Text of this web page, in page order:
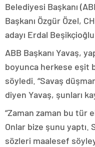
Belediyesi Başkanı
Başkanı Özgür Özel,
adayı Erdal Beşikçioğlu
ABB Başkanı Yavaş,
boyunca herkese eşit
söyledi. “Savaş
diyen Yavaş, şunları
“Zaman zaman bu tür
Onlar bize şunu yaptı.
sözleri maalesef